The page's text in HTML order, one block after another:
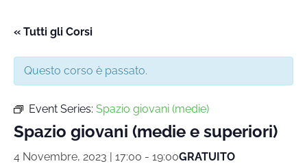
« Tutti gli Corsi
Questo corso è passato.
Event Series: Spazio giovani (medie)
Spazio giovani (medie e superiori)
4 Novembre, 2023 | 17:00 - 19:00GRATUITO